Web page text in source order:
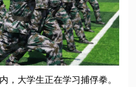
，大学生正在学习捕俘拳。